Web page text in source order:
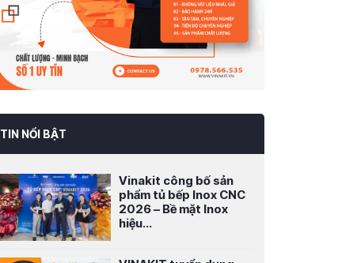
TIN NỔI BẬT
Vinakit công bố sản
phẩm tủ bếp Inox CNC
2026 – Bề mặt Inox
hiệu...